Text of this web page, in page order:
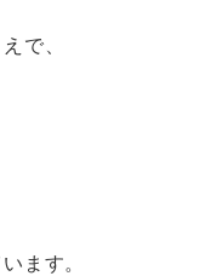
で、
ます。